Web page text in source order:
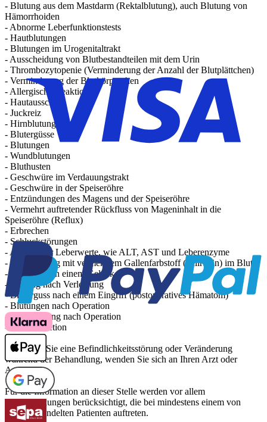
- Blutung aus dem Mastdarm (Rektalblutung), auch Blutung von
Hämorrhoiden
- Abnorme Leberfunktionstests
- Hautblutungen
- Blutungen im Urogenitaltrakt
- Ausscheidung von Blutbestandteilen mit dem Urin
- Thrombozytopenie (Verminderung der Anzahl der Blutplättchen)
- Verminderung der Blutkörperchen
- Allergische Reaktionen
- Hautausschlag
- Juckreiz
- Hirnblutungen
- Blutergüsse
- Blutungen
- Wundblutungen
- Bluthusten
- Geschwüre im Verdauungstrakt
- Geschwüre in der Speiseröhre
- Entzündungen des Magens und der Speiseröhre
- Vermehrt auftretender Rückfluss von Mageninhalt in die
Speiseröhre (Reflux)
- Erbrechen
- Schluckstörungen
- Anstieg der Leberwerte, wie ALT, AST und Leberenzyme
- Leberstörung mit vermehrtem Gallenfarbstoff (Bilirubin) im Blut
- Bluterguss in einem Gelenk
- Blutung nach Verletzung
- Bluterguss nach einem Eingriff (postoperatives Hämatom)
- Blutungen nach Operation
- Absonderung nach Operation
- Wundsekretion
Bemerken Sie eine Befindlichkeitsstörung oder Veränderung
während der Behandlung, wenden Sie sich an Ihren Arzt oder
Apotheker.
Für die Information an dieser Stelle werden vor allem
Nebenwirkungen berücksichtigt, die bei mindestens einem von
1.000 behandelten Patienten auftreten.